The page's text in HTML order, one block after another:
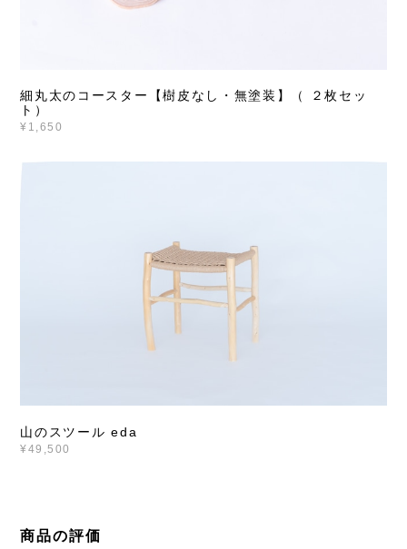
細丸太のコースター【樹皮なし・無塗装】（ ２枚セッ
ト）
¥1,650
山のスツール eda
¥49,500
商品の評価